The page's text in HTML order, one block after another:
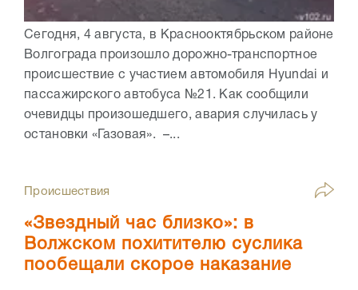
Сегодня, 4 августа, в Краснооктябрьском районе
Волгограда произошло дорожно-транспортное
происшествие с участием автомобиля Hyundai и
пассажирского автобуса №21. Как сообщили
очевидцы произошедшего, авария случилась у
остановки «Газовая». –...
Происшествия
«Звездный час близко»: в
Волжском похитителю суслика
пообещали скорое наказание